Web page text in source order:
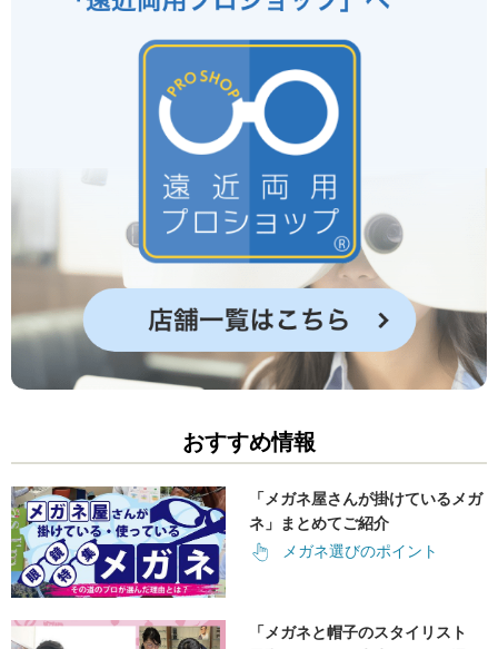
おすすめ情報
「メガネ屋さんが掛けているメガ
ネ」まとめてご紹介
メガネ選びのポイント
「メガネと帽子のスタイリスト